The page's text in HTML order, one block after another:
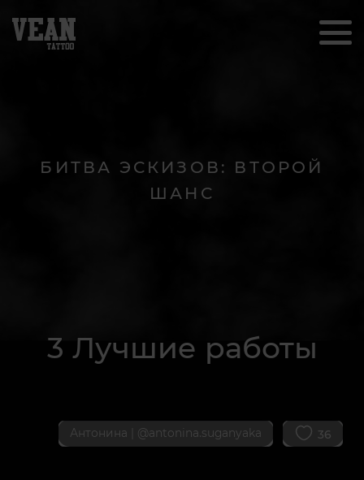
БИТВА ЭСКИЗОВ: ВТОРОЙ
ШАНС
3 Лучшие работы
Антонина | @antonina.suganyaka 36